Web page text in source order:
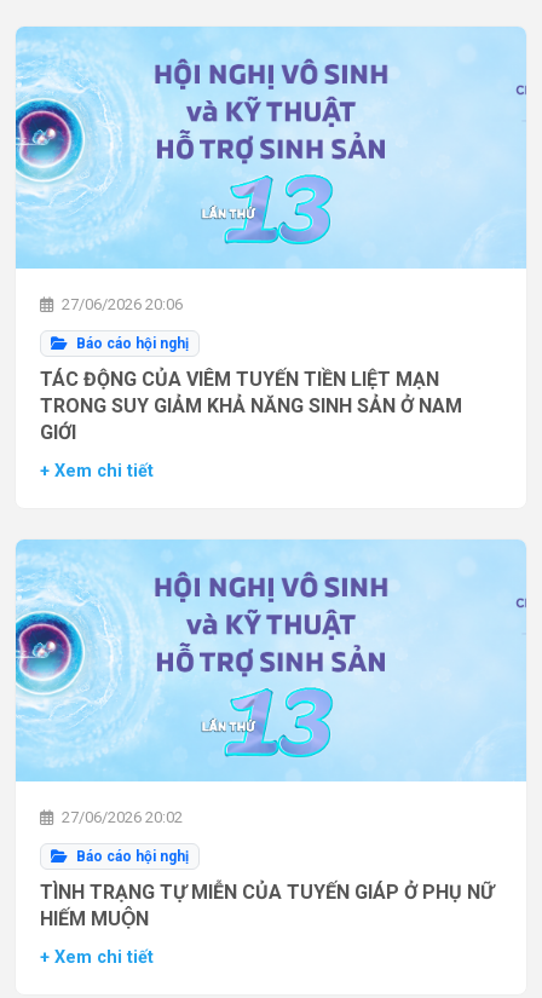
27/06/2026 20:06
Báo cáo hội nghị
TÁC ĐỘNG CỦA VIÊM TUYẾN TIỀN LIỆT MẠN
TRONG SUY GIẢM KHẢ NĂNG SINH SẢN Ở NAM
GIỚI
+ Xem chi tiết
27/06/2026 20:02
Báo cáo hội nghị
TÌNH TRẠNG TỰ MIỄN CỦA TUYẾN GIÁP Ở PHỤ NỮ
HIẾM MUỘN
+ Xem chi tiết